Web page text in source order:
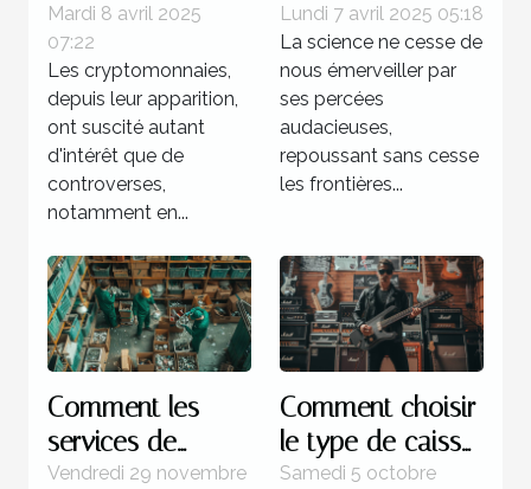
quel impact réel
et quelles
solutions
technologiques
émergentes
Mardi 8 avril 2025
07:22
Les cryptomonnaies,
depuis leur apparition,
ont suscité autant
d'intérêt que de
controverses,
notamment en...
récente et son
impact potentiel
sur la technologie
du futur
Lundi 7 avril 2025 05:18
La science ne cesse de
nous émerveiller par
ses percées
audacieuses,
repoussant sans cesse
les frontières...
Comment les
services de
débarras éco-
Vendredi 29 novembre
Comment choisir
le type de caisse
pour votre
Samedi 5 octobre